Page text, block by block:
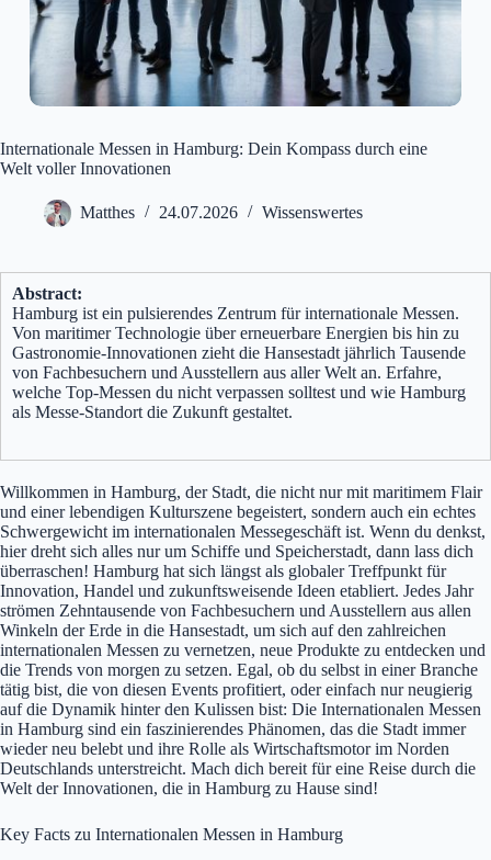
Internationale Messen in Hamburg: Dein Kompass durch eine
Welt voller Innovationen
Matthes 24.07.2026 Wissenswertes
Abstract:
Hamburg ist ein pulsierendes Zentrum für internationale Messen.
Von maritimer Technologie über erneuerbare Energien bis hin zu
Gastronomie-Innovationen zieht die Hansestadt jährlich Tausende
von Fachbesuchern und Ausstellern aus aller Welt an. Erfahre,
welche Top-Messen du nicht verpassen solltest und wie Hamburg
als Messe-Standort die Zukunft gestaltet.
Willkommen in Hamburg, der Stadt, die nicht nur mit maritimem Flair
und einer lebendigen Kulturszene begeistert, sondern auch ein echtes
Schwergewicht im internationalen Messegeschäft ist. Wenn du denkst,
hier dreht sich alles nur um Schiffe und Speicherstadt, dann lass dich
überraschen! Hamburg hat sich längst als globaler Treffpunkt für
Innovation, Handel und zukunftsweisende Ideen etabliert. Jedes Jahr
strömen Zehntausende von Fachbesuchern und Ausstellern aus allen
Winkeln der Erde in die Hansestadt, um sich auf den zahlreichen
internationalen Messen zu vernetzen, neue Produkte zu entdecken und
die Trends von morgen zu setzen. Egal, ob du selbst in einer Branche
tätig bist, die von diesen Events profitiert, oder einfach nur neugierig
auf die Dynamik hinter den Kulissen bist: Die Internationalen Messen
in Hamburg sind ein faszinierendes Phänomen, das die Stadt immer
wieder neu belebt und ihre Rolle als Wirtschaftsmotor im Norden
Deutschlands unterstreicht. Mach dich bereit für eine Reise durch die
Welt der Innovationen, die in Hamburg zu Hause sind!
Key Facts zu Internationalen Messen in Hamburg